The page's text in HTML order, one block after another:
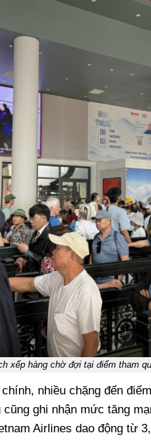
xếp hàng chờ đợi tại điểm tham
nhiều chặng đến
ghi nhận mức tăng
Airlines dao động từ